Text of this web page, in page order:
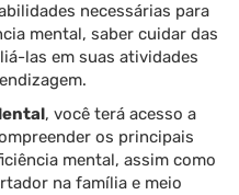
necessárias para
mental, saber cuidar das
las em suas atividades
, você terá acesso a
os principais
mental, assim como
na família e meio